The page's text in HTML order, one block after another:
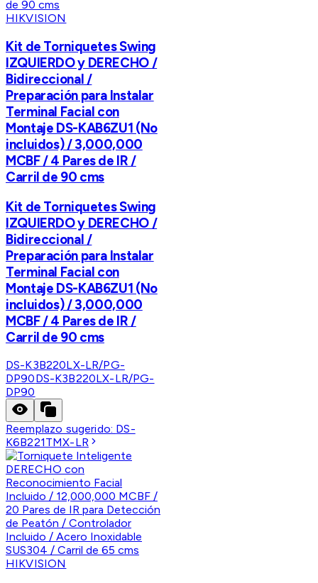
HIKVISION
Kit de Torniquetes Swing
IZQUIERDO y DERECHO /
Bidireccional /
Preparación para Instalar
Terminal Facial con
Montaje DS-KAB6ZU1 (No
incluidos) / 3,000,000
MCBF / 4 Pares de IR /
Carril de 90 cms
Kit de Torniquetes Swing
IZQUIERDO y DERECHO /
Bidireccional /
Preparación para Instalar
Terminal Facial con
Montaje DS-KAB6ZU1 (No
incluidos) / 3,000,000
MCBF / 4 Pares de IR /
Carril de 90 cms
DS-K3B220LX-LR/PG-
DP90DS-K3B220LX-LR/PG-
DP90
Reemplazo sugerido: DS-
K6B221TMX-LR
HIKVISION